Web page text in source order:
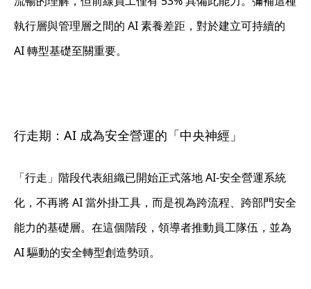
執行層與管理層之間的 AI 素養差距，對於建立可持續的
AI 轉型基礎至關重要。
行走期：AI 成為安全營運的「中央神經」
「行走」階段代表組織已開始正式落地AI-安全營運系統
化 ，不再將 AI 當外掛工具，而是視為跨流程、跨部門安全
能力的基礎層。在這個階段，領導者推動員工隊伍，並為
AI 驅動的安全轉型創造勢頭。